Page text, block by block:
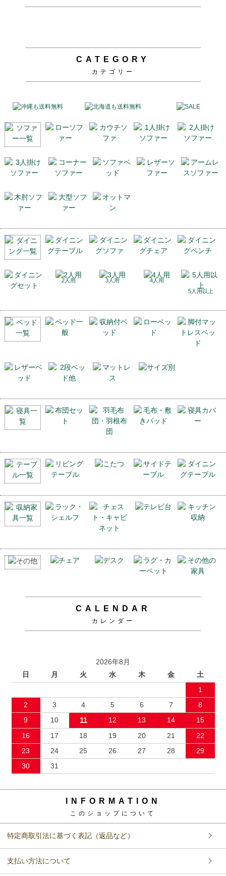
CATEGORY
カテゴリー
2人用 3人用
4人用
5人用以上
CALENDAR
カレンダー
2026年8月
日
月 火 水 木 金
土
1
2
3 4 5 6 7
8
9
10 11 12 13 14
15
16
17 18 19 20 21
22
23
24 25 26 27 28
29
30
31
INFORMATION
このショップについて
特定商取引法に基づく表記（返品など）
支払い方法について